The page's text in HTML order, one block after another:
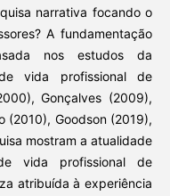
narrativa focando o
A fundamentação
nos estudos da
vida profissional de
Gonçalves (2009),
(2010), Goodson (2019),
mostram a atualidade
vida profissional de
atribuída à experiência